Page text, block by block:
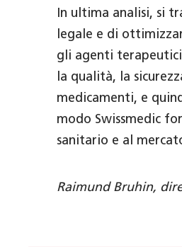
In ultima analisi, si
legale e di
gli agenti
la qualità, la
medicamenti, e
modo Swissmedic
sanitario e al
Raimund Bruhin,